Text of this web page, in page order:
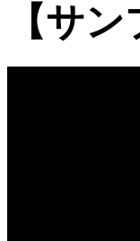
【サン